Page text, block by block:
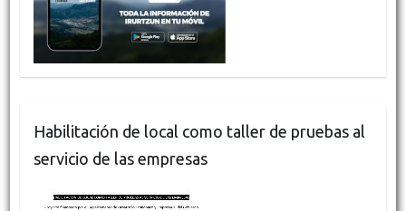
Habilitación de local como taller de pruebas al
servicio de las empresas